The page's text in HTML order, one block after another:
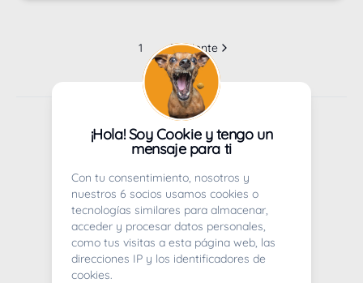
1 Siguiente
Cachorros en venta en Alicante
¡Hola! Soy Cookie y tengo un
mensaje para ti
Con tu consentimiento, nosotros y
nuestros 6 socios usamos cookies o
tecnologías similares para almacenar,
acceder y procesar datos personales,
como tus visitas a esta página web, las
direcciones IP y los identificadores de
cookies.